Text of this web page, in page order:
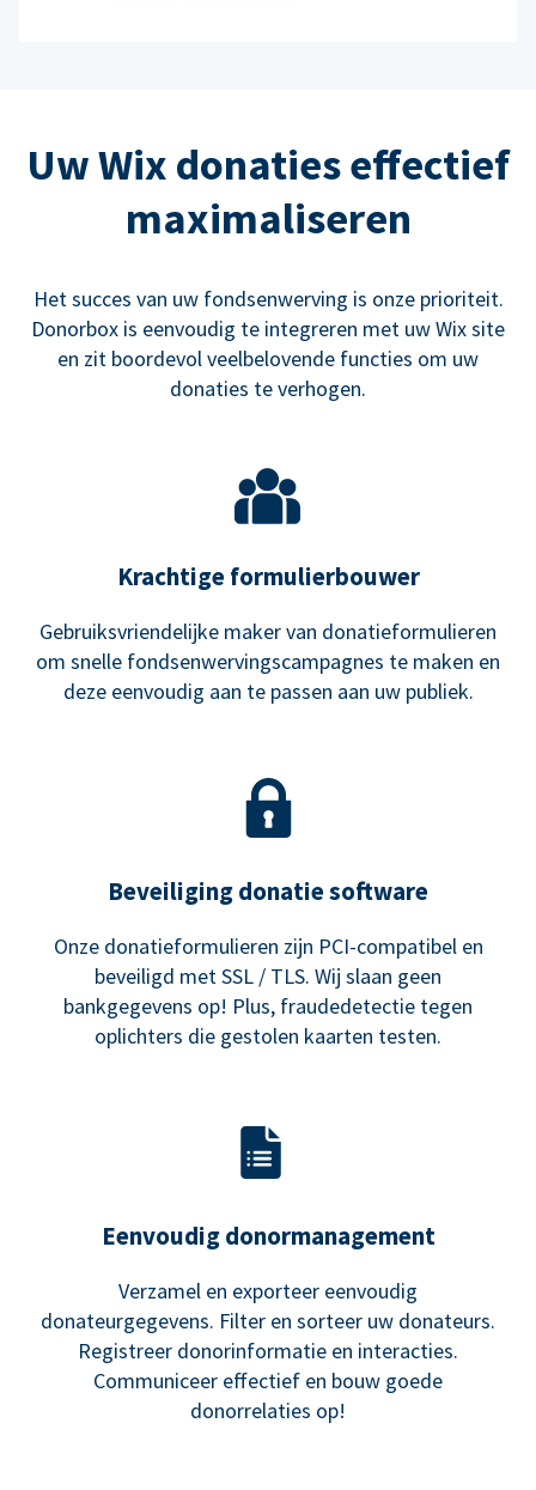
Uw Wix donaties effectief
maximaliseren
Het succes van uw fondsenwerving is onze prioriteit.
Donorbox is eenvoudig te integreren met uw Wix site
en zit boordevol veelbelovende functies om uw
donaties te verhogen.
Krachtige formulierbouwer
Gebruiksvriendelijke maker van donatieformulieren
om snelle fondsenwervingscampagnes te maken en
deze eenvoudig aan te passen aan uw publiek.
Beveiliging donatie software
Onze donatieformulieren zijn PCI-compatibel en
beveiligd met SSL / TLS. Wij slaan geen
bankgegevens op! Plus, fraudedetectie tegen
oplichters die gestolen kaarten testen.
Eenvoudig donormanagement
Verzamel en exporteer eenvoudig
donateurgegevens. Filter en sorteer uw donateurs.
Registreer donorinformatie en interacties.
Communiceer effectief en bouw goede
donorrelaties op!